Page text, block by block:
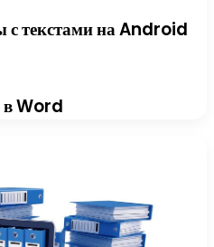
текстами на Android
в Word